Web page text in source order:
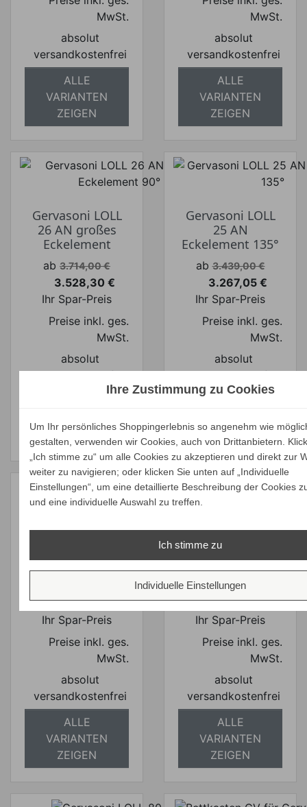
MwSt.
absolut
versandkostenfrei
ALLE
VARIANTEN
ZEIGEN
MwSt.
absolut
versandkostenfrei
ALLE
VARIANTEN
ZEIGEN
Gervasoni LOLL
26 AN großes
Eckelement
Verkaufspreis
ab 3.714,00 €
Preis
3.528,30 €
Ihr Spar-Preis
Preise inkl. ges.
MwSt.
absolut
versandkostenfrei
ZEIGEN
Gervasoni LOLL
25 AN
Eckelement 135°
Verkaufspreis
ab 3.439,00 €
Preis
3.267,05 €
Ihr Spar-Preis
Preise inkl. ges.
MwSt.
absolut
versandkostenfrei
ZEIGEN
28 Hocker
Preis
1.929,45 €
Ihr Spar-Preis
Preise inkl. ges.
MwSt.
absolut
versandkostenfrei
ALLE
VARIANTEN
ZEIGEN
29 Hocker mit
Lehnenkissen
Verkaufspreis
ab 2.845,00 €
Preis
2.702,75 €
Ihr Spar-Preis
Preise inkl. ges.
MwSt.
absolut
versandkostenfrei
ALLE
VARIANTEN
ZEIGEN
Ihre Zustimmung zu Cookies
Um Ihr persönliches Shoppingerlebnis so angenehm wie
gestalten, verwenden wir Cookies, auch von Drittanbietern.
„Ich stimme zu“ um alle Cookies zu akzeptieren und direkt zur
weiter zu navigieren; oder klicken Sie unten auf „Individuelle
Einstellungen“, um eine detaillierte Beschreibung der Cookies
und eine individuelle Auswahl zu treffen.
Ich stimme zu
Individuelle Einstellungen